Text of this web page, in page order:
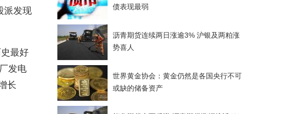
派发现
最好
发电
长
债表现最弱
沥青期货连续两日涨逾3% 沪银及两粕涨
势喜人
世界黄金协会：黄金仍然是各国央行不可
或缺的储备资产